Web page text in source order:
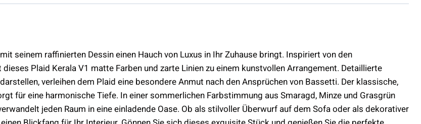
seinem raffinierten Dessin einen Hauch von Luxus in Ihr Zuhause bringt. Inspiriert von den
Plaid Kerala V1 matte Farben und zarte Linien zu einem kunstvollen Arrangement. Detaillierte
verleihen dem Plaid eine besondere Anmut nach den Ansprüchen von Bassetti. Der klassische,
für eine harmonische Tiefe. In einer sommerlichen Farbstimmung aus Smaragd, Minze und Grasgrün
jeden Raum in eine einladende Oase. Ob als stilvoller Überwurf auf dem Sofa oder als dekorativer